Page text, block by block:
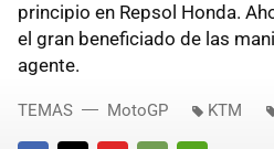
principio en Repsol Honda.
el gran beneficiado de las
agente.
TEMAS MotoGP KTM